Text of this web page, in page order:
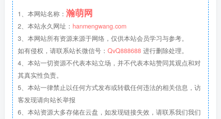
1、本网站名称： 瀚萌网
2、本站永久网址： hanmengwang.com
3、本网站所有资源来源于网络，仅供本站会员学习与参考。
如有侵权，请联系站长微信号： QvQ888688 进行删除处理。
4、本站一切资源不代表本站立场，并不代表本站赞同其观点和对
其真实性负责。
5、本站一律禁止以任何方式发布或转载任何违法的相关信息，访
客发现请向站长举报
6、本站资源大多存储在云盘，如发现链接失效，请联系我们我们